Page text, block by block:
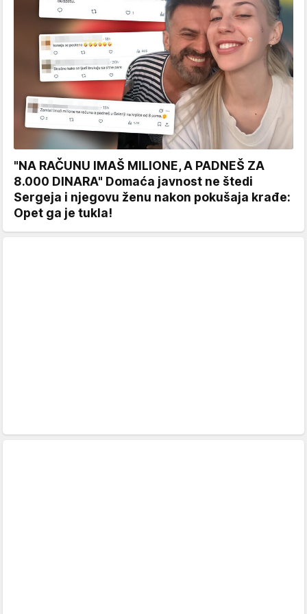
"NA RAČUNU IMAŠ MILIONE, A PADNEŠ ZA
8.000 DINARA" Domaća javnost ne štedi
Sergeja i njegovu ženu nakon pokušaja krađe:
Opet ga je tukla!